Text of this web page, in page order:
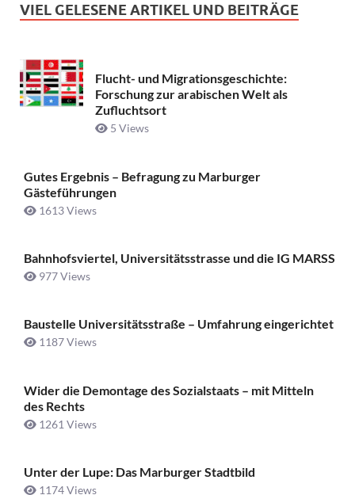
VIEL GELESENE ARTIKEL UND BEITRÄGE
Flucht- und Migrationsgeschichte:
Forschung zur arabischen Welt als
Zufluchtsort
5 Views
Gutes Ergebnis – Befragung zu Marburger
Gästeführungen
1613 Views
Bahnhofsviertel, Universitätsstrasse und die IG MARSS
977 Views
Baustelle Universitätsstraße ­– Umfahrung eingerichtet
1187 Views
Wider die Demontage des Sozialstaats – mit Mitteln
des Rechts
1261 Views
Unter der Lupe: Das Marburger Stadtbild
1174 Views